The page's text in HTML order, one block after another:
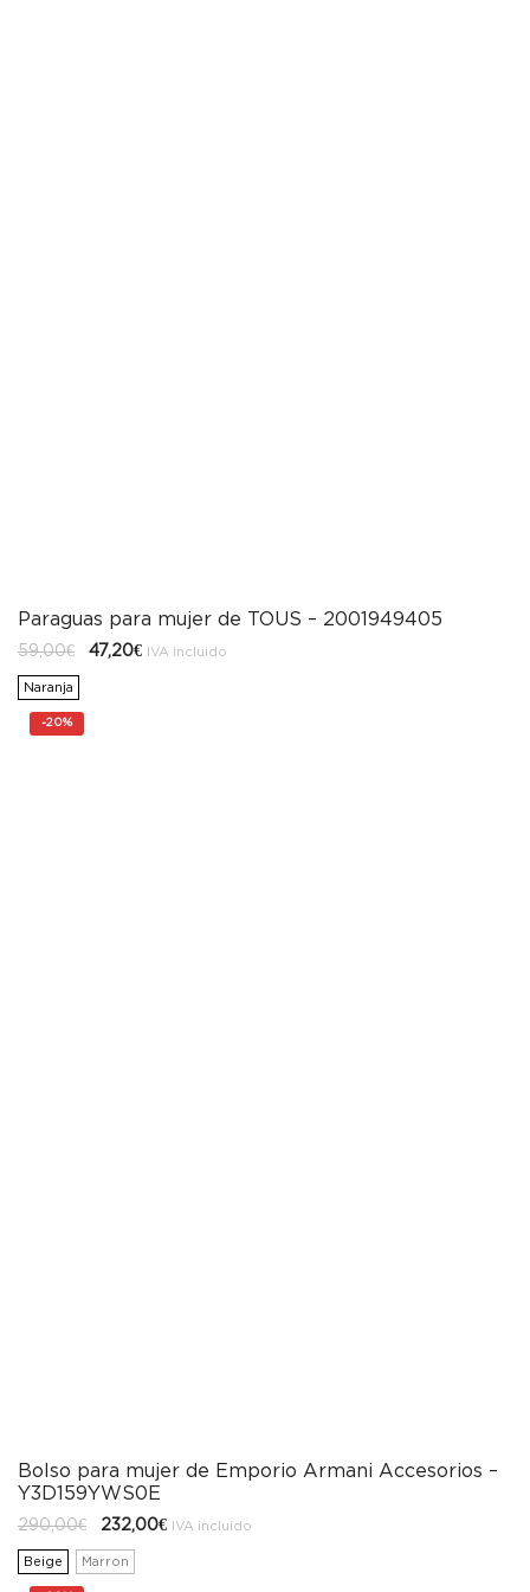
Paraguas para mujer de TOUS – 2001949405
59,00€
El
precio
original
era:
59,00€.
47,20€ElIVA incluido
Naranja
-20%
Bolso para mujer de Emporio Armani Accesorios –
Y3D159YWS0E
290,00€
El
original
era:
232,00€ElIVA incluido
Beige Marron